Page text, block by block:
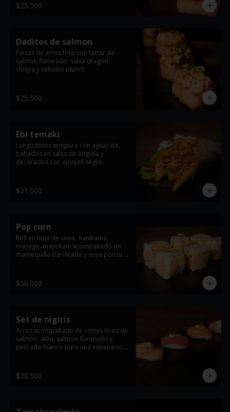
$25.500
Daditos de salmon
Piezas de arroz frito con tartar de
salmon flameado, salsa dragon,
chispa y cebollin (4und)
$25.500
Ebi temaki
Langostinos tempura con aguacate,
bañados en salsa de anguila y
decorados con ajonjolí negro.
$21.500
Pop corn
Roll en hoja de soya,  kanikama,
masago, mayokani acompañado de
mantequilla clarificada y soya ponzu (6
$56.000
Set de nigiris
Arroz acompañado de cortes finos de
salmón, atún, salmon flameado y
pescado blanco para una experiencia
$30.500